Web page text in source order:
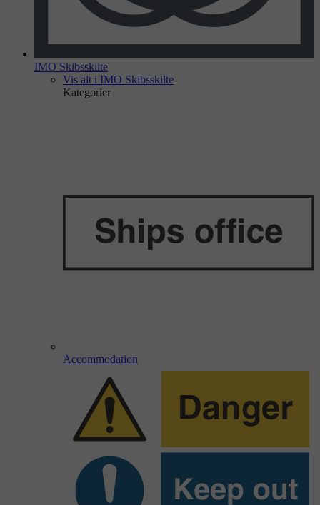
IMO Skibsskilte
Vis alt i IMO Skibsskilte
Kategorier
Accommodation